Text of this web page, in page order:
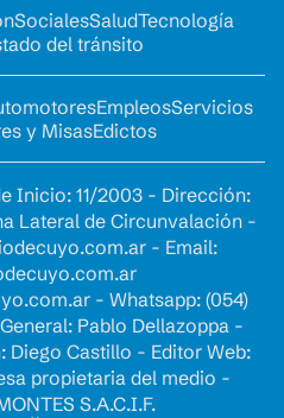
SocialesSaludTecnología
del tránsito
EmpleosServicios
y MisasEdictos
Inicio: 11/2003 - Dirección:
Lateral de Circunvalación -
- Email:
- Whatsapp: (054)
Pablo Dellazoppa -
Diego Castillo - Editor Web:
propietaria del medio -
S.A.C.I.F.